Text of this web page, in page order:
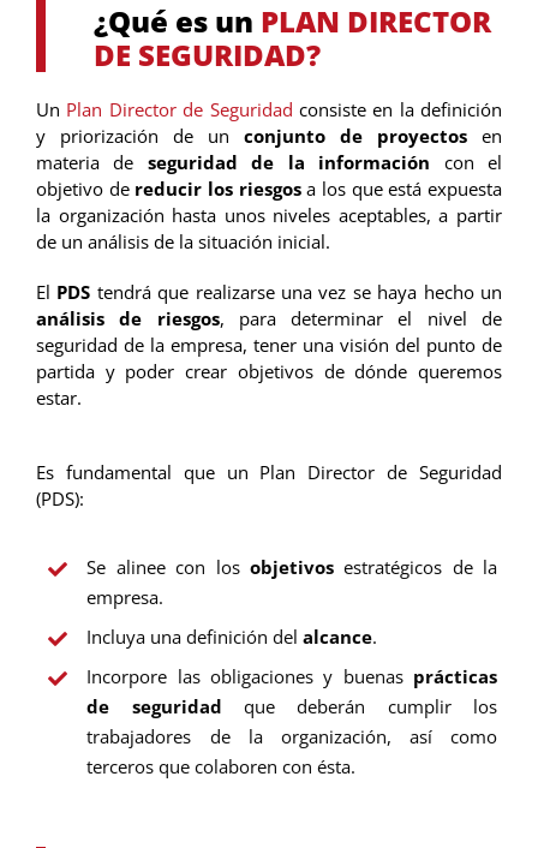
¿Qué es un PLAN DIRECTOR
DE SEGURIDAD?
Un Plan Director de Seguridad consiste en la definición
y priorización de unconjunto de proyectos en
materia de seguridad de la información con el
objetivo de reducir los riesgosa los que está expuesta
la organización hasta unos niveles aceptables, a partir
de un análisis de la situación inicial.
El PDS tendrá que realizarse una vez se haya hecho un
análisis de riesgos, para determinar el nivel de
seguridad de la empresa, tener una visión del punto de
partida y poder crear objetivos de dónde queremos
estar.
Es fundamental que un Plan Director de Seguridad
(PDS):
Se alinee con los objetivosestratégicos de la
empresa.
Incluya una definición delalcance.
Incorpore las obligaciones y buenas prácticas
de seguridad que deberán cumplir los
trabajadores de la organización, así como
terceros que colaboren con ésta.